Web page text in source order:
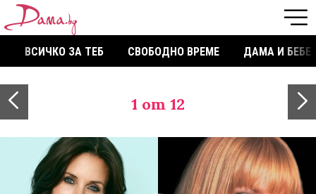
ВСИЧКО ЗА ТЕБ СВОБОДНО ВРЕМЕ ДАМА И БЕБЕ
1 от 12